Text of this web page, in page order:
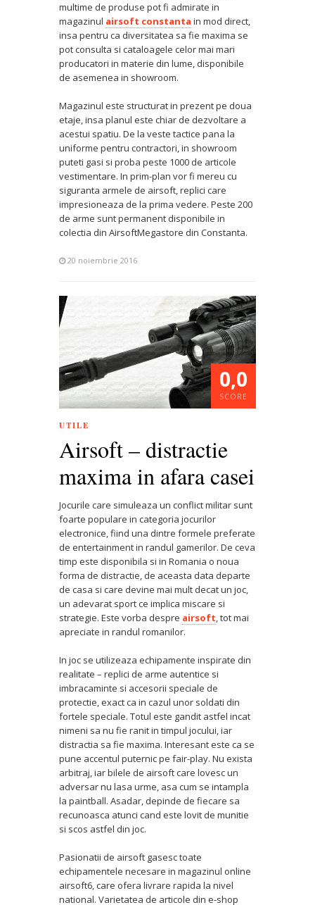
multime de produse pot fi admirate in
magazinul airsoft constanta in mod direct,
insa pentru ca diversitatea sa fie maxima se
pot consulta si cataloagele celor mai mari
producatori in materie din lume, disponibile
de asemenea in showroom.
Magazinul este structurat in prezent pe doua
etaje, insa planul este chiar de dezvoltare a
acestui spatiu. De la veste tactice pana la
uniforme pentru contractori, in showroom
puteti gasi si proba peste 1000 de articole
vestimentare. In prim-plan vor fi mereu cu
siguranta armele de airsoft, replici care
impresioneaza de la prima vedere. Peste 200
de arme sunt permanent disponibile in
colectia din AirsoftMegastore din Constanta.
20 noiembrie 2016
0,0
SCORE
UTILE
Airsoft – distractie
maxima in afara casei
Jocurile care simuleaza un conflict militar sunt
foarte populare in categoria jocurilor
electronice, fiind una dintre formele preferate
de entertainment in randul gamerilor. De ceva
timp este disponibila si in Romania o noua
forma de distractie, de aceasta data departe
de casa si care devine mai mult decat un joc,
un adevarat sport ce implica miscare si
strategie. Este vorba despre airsoft, tot mai
apreciate in randul romanilor.
In joc se utilizeaza echipamente inspirate din
realitate – replici de arme autentice si
imbracaminte si accesorii speciale de
protectie, exact ca in cazul unor soldati din
fortele speciale. Totul este gandit astfel incat
nimeni sa nu fie ranit in timpul jocului, iar
distractia sa fie maxima. Interesant este ca se
pune accentul puternic pe fair-play. Nu exista
arbitraj, iar bilele de airsoft care lovesc un
adversar nu lasa urme, asa cum se intampla
la paintball. Asadar, depinde de fiecare sa
recunoasca atunci cand este lovit de munitie
si scos astfel din joc.
Pasionatii de airsoft gasesc toate
echipamentele necesare in magazinul online
airsoft6, care ofera livrare rapida la nivel
national. Varietatea de articole din e-shop